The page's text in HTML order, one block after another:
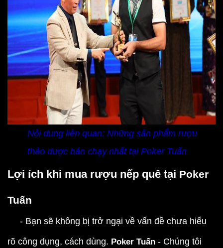
Nội dung liên quan: Những sản phẩm rượu
thảo dược bán chạy nhất tại Poker Tuấn
Lợi ích khi mua rượu nếp quê tại Poker
Tuấn
- Bạn sẽ không bị trở ngại về vấn đề chưa hiểu
rõ công dụng, cách dùng. Poker Tuấn - Chúng tôi